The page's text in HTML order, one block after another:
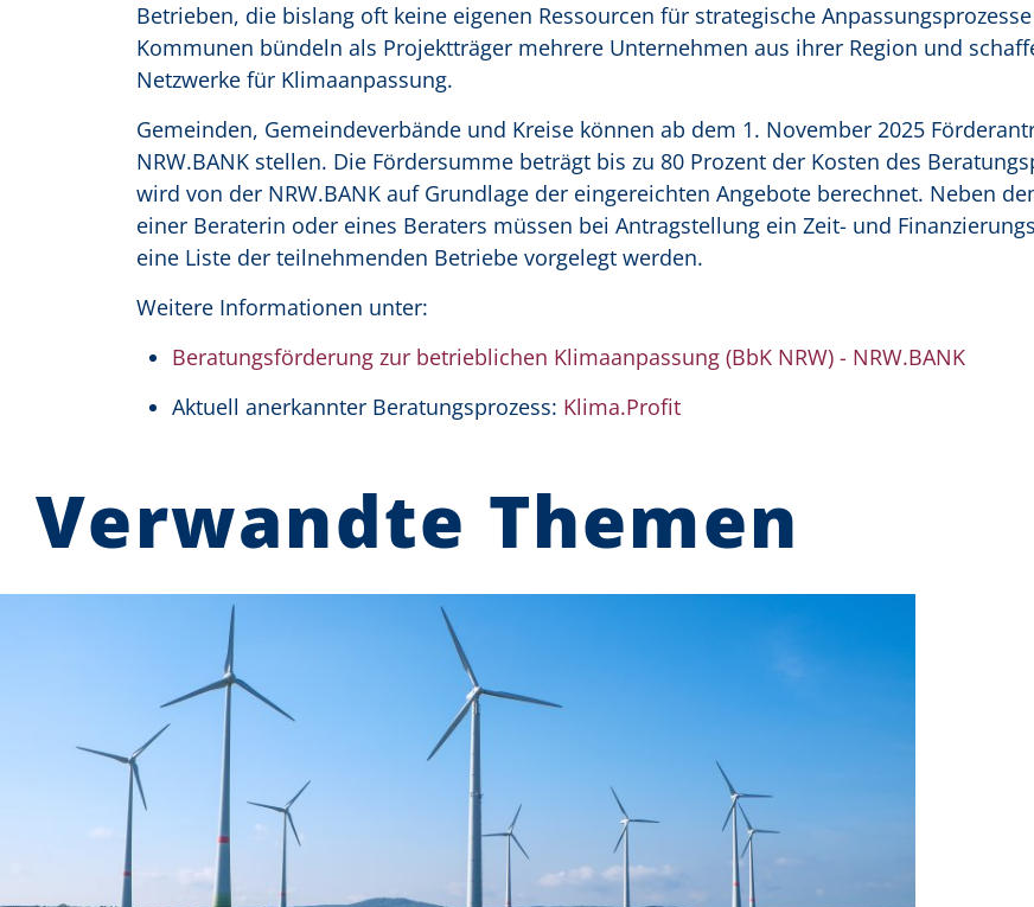
Betrieben, die bislang oft keine eigenen Ressourcen für strategische
Kommunen bündeln als Projektträger mehrere Unternehmen aus ihrer Region und
Netzwerke für Klimaanpassung.
Gemeinden, Gemeindeverbände und Kreise können ab dem 1. November 2025
NRW.BANK stellen. Die Fördersumme beträgt bis zu 80 Prozent der Kosten des
wird von der NRW.BANK auf Grundlage der eingereichten Angebote berechnet. Neben
einer Beraterin oder eines Beraters müssen bei Antragstellung ein Zeit- und
eine Liste der teilnehmenden Betriebe vorgelegt werden.
Weitere Informationen unter:
Beratungsförderung zur betrieblichen Klimaanpassung (BbK NRW) - NRW.BANK
Aktuell anerkannter Beratungsprozess: Klima.Profit
Verwandte Themen